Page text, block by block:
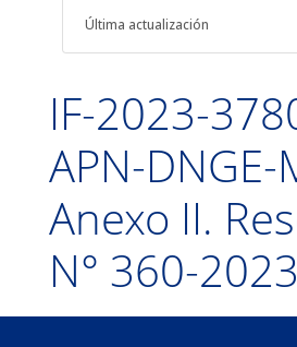
Última actualización
IF-2023-
APN-DNGE-
Anexo II.
N° 360-